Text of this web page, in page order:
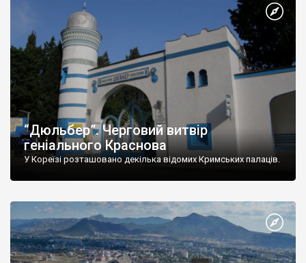
“Дюльбер”. Черговий витвір
геніального Краснова
У Кореїзі розташовано декілька відомих Кримських палаців.